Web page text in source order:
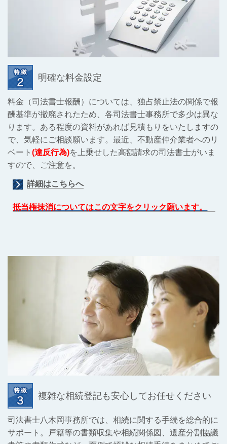
明確な料金設定
料金（司法書士報酬）については、独占禁止法の関係で報
酬基準が撤廃されたため、各司法書士事務所で多少は異な
ります。ある程度の資料があれば見積もりをいたしますの
で、気軽にご相談願います。最近、不動産仲介業者へのリ
ベート (違反行為)を上乗せした高額請求の司法書士がいま
すので、ご注意を。
詳細はこちらへ
抵当権抹消についてはこの文字をクリック願います。
複雑な相続登記も安心してお任せください
司法書士八木岡事務所では、相続に関する手続を総合的に
サポート。戸籍等の書類収集や相続関係図、遺産分割協議